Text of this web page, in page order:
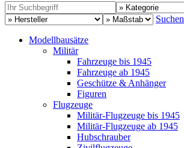
Suchen
Modellbausätze
Militär
Fahrzeuge bis 1945
Fahrzeuge ab 1945
Geschütze & Anhänger
Figuren
Flugzeuge
Militär-Flugzeuge bis 1945
Militär-Flugzeuge ab 1945
Hubschrauber